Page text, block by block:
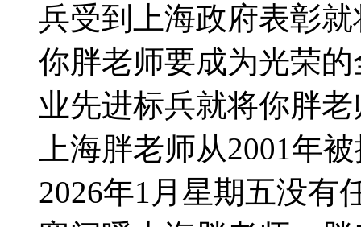
兵受到上海政府表彰
你胖老师要成为光荣
业先进标兵就将你胖
上海胖老师从2001年
2026年1月星期五没有